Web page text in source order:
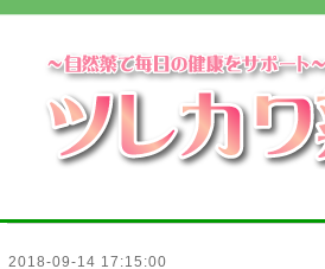
2018-09-14 17:15:00